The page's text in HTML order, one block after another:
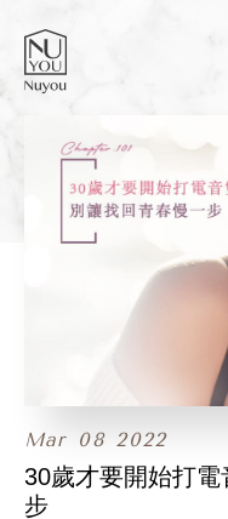
Mar 08 2022
30歲才要開始打
步